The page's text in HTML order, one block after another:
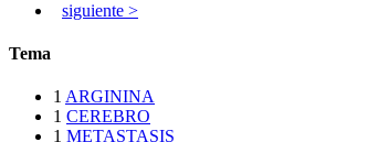
siguiente >
Tema
1 ARGININA
1 CEREBRO
1 METASTASIS